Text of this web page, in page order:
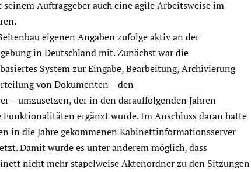
Auftraggeber auch eine agile Arbeitsweise im
eigenen Angaben zufolge aktiv an der
in Deutschland mit. Zunächst war die
System zur Eingabe, Bearbeitung, Archivierung
von Dokumenten – den
– umzusetzen, der in den darauffolgenden Jahren
ergänzt wurde. Im Anschluss daran hatte
in die Jahre gekommenen Kabinettinformationsserver
Damit wurde es unter anderem möglich, dass
nicht mehr stapelweise Aktenordner zu den Sitzungen